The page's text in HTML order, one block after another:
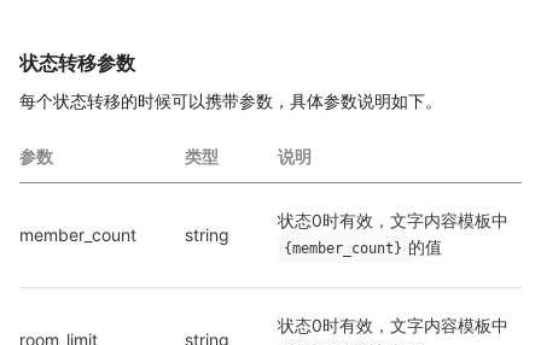
状态转移参数
每个状态转移的时候可以携带参数，具体参数说明如下。
参数 类型 说明
member_count string
状态0时有效，文字内容模板中
{member_count} 的值
room_limit string
状态0时有效，文字内容模板中